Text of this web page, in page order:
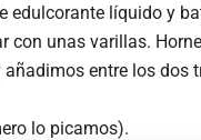
edulcorante líquido y
con unas varillas.
entre los
lo picamos).